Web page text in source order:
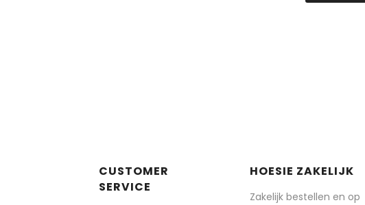
CUSTOMER
SERVICE
HOESIE ZAKELIJK
Zakelijk bestellen en op